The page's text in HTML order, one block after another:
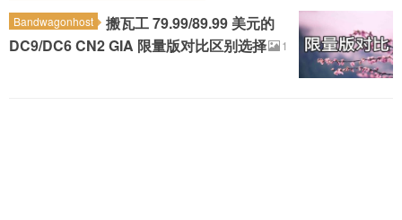
Bandwagonhost
搬瓦工 79.99/89.99 美元的
DC9/DC6 CN2 GIA 限量版对比区别选择
1